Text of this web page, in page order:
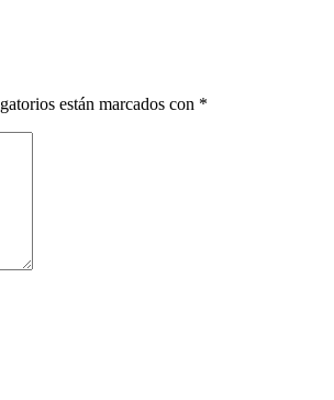
están marcados con *